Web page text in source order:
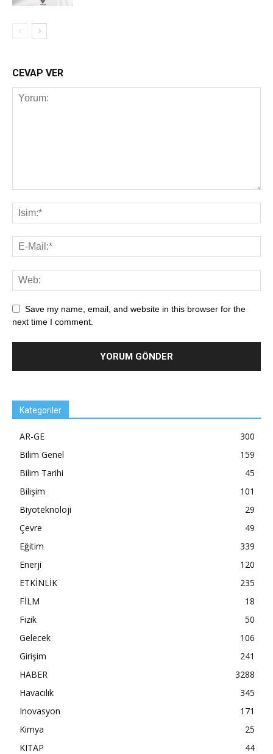
CEVAP VER
Save my name, email, and website in this browser for the
next time I comment.
Kategoriler
AR-GE
300
Bilim Genel
159
Bilim Tarihi
45
Bilişim
101
Biyoteknoloji
29
Çevre
49
Eğitim
339
Enerji
120
ETKİNLİK
235
FİLM
18
Fizik
50
Gelecek
106
Girişim
241
HABER
3288
Havacılık
345
Inovasyon
171
Kimya
25
KITAP
44